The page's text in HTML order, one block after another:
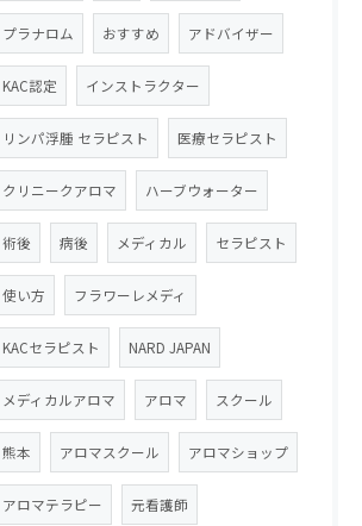
プラナロム おすすめ アドバイザー
KAC認定 インストラクター
リンパ浮腫 セラピスト 医療セラピスト
クリニークアロマ ハーブウォーター
術後 病後 メディカル セラピスト
使い方 フラワーレメディ
KACセラピスト NARD JAPAN
メディカルアロマ アロマ スクール
熊本 アロマスクール アロマショップ
アロマテラピー 元看護師